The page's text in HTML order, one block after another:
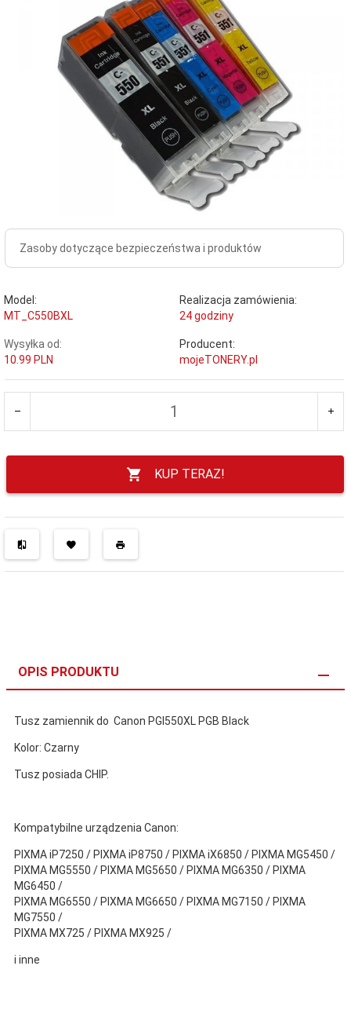
Zasoby dotyczące bezpieczeństwa i produktów
Model:
MT_C550BXL
Realizacja zamówienia:
24 godziny
Wysyłka od:
10.99 PLN
Producent:
mojeTONERY.pl
KUP TERAZ!
OPIS PRODUKTU
Tusz zamiennik do Canon PGI550XL PGB Black
Kolor: Czarny
Tusz posiada CHIP.
Kompatybilne urządzenia Canon:
PIXMA iP7250 / PIXMA iP8750 / PIXMA iX6850 / PIXMA MG5450 /
PIXMA MG5550 / PIXMA MG5650 / PIXMA MG6350 / PIXMA
MG6450 /
PIXMA MG6550 / PIXMA MG6650 / PIXMA MG7150 / PIXMA
MG7550 /
PIXMA MX725 / PIXMA MX925 /
i inne